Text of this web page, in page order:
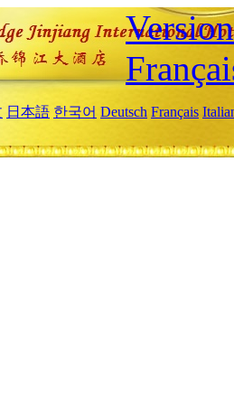
日本語 한국어 Deutsch Français